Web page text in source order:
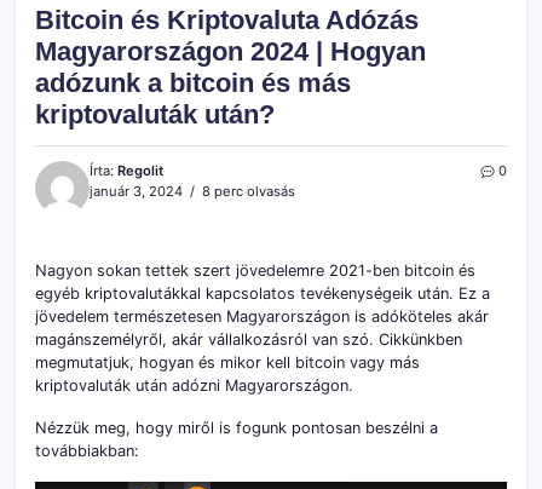
Bitcoin és Kriptovaluta Adózás
Magyarországon 2024 | Hogyan
adózunk a bitcoin és más
kriptovaluták után?
Írta: Regolit
január 3, 2024
8 perc olvasás
0
Nagyon sokan tettek szert jövedelemre 2021-ben bitcoin és
egyéb kriptovalutákkal kapcsolatos tevékenységeik után. Ez a
jövedelem természetesen Magyarországon is adóköteles akár
magánszemélyről, akár vállalkozásról van szó. Cikkünkben
megmutatjuk, hogyan és mikor kell bitcoin vagy más
kriptovaluták után adózni Magyarországon.
Nézzük meg, hogy miről is fogunk pontosan beszélni a
továbbiakban: